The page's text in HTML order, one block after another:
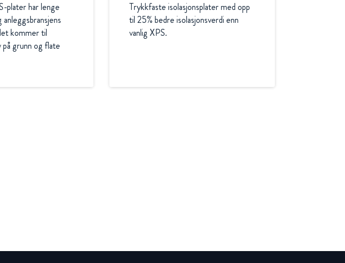
plater har lenge
kommer til
på grunn og flate
Trykkfaste isolasjonsplater med opp
til 25% bedre isolasjonsverdi enn
vanlig XPS.